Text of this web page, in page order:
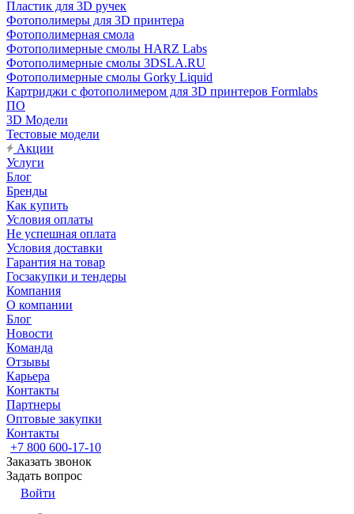
Пластик для 3D ручек
Фотополимеры для 3D принтера
Фотополимерная смола
Фотополимерные смолы HARZ Labs
Фотополимерные смолы 3DSLA.RU
Фотополимерные смолы Gorky Liquid
Картриджи с фотополимером для 3D принтеров Formlabs
ПО
3D Модели
Тестовые модели
Акции
Услуги
Блог
Бренды
Как купить
Условия оплаты
Не успешная оплата
Условия доставки
Гарантия на товар
Госзакупки и тендеры
Компания
О компании
Блог
Новости
Команда
Отзывы
Карьера
Контакты
Партнеры
Оптовые закупки
Контакты
+7 800 600-17-10
Заказать звонок
Задать вопрос
Войти